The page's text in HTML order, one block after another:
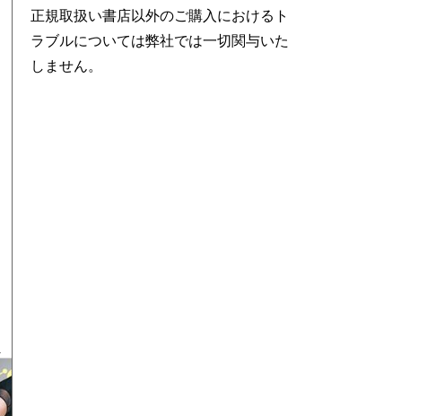
正規取扱い書店以外のご購入におけるト
ラブルについては弊社では一切関与いた
しません。